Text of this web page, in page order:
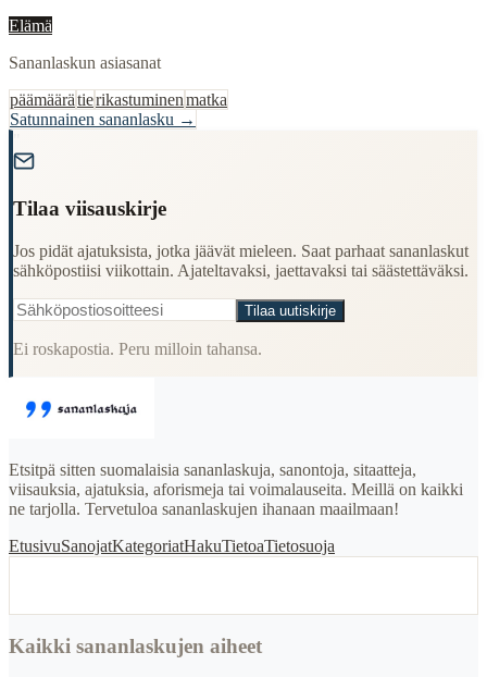
Elämä
Sananlaskun asiasanat
päämäärätierikastuminenmatka
Satunnainen sananlasku →
Tilaa viisauskirje
Jos pidät ajatuksista, jotka jäävät mieleen. Saat parhaat sananlaskut
sähköpostiisi viikottain. Ajateltavaksi, jaettavaksi tai säästettäväksi.
Tilaa uutiskirje
Ei roskapostia. Peru milloin tahansa.
Etsitpä sitten suomalaisia sananlaskuja, sanontoja, sitaatteja,
viisauksia, ajatuksia, aforismeja tai voimalauseita. Meillä on kaikki
ne tarjolla. Tervetuloa sananlaskujen ihanaan maailmaan!
EtusivuSanojatKategoriatHakuTietoaTietosuoja
Kaikki sananlaskujen aiheet